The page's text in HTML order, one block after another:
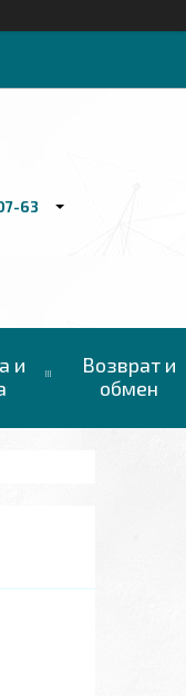
63
и
Возврат и
обмен